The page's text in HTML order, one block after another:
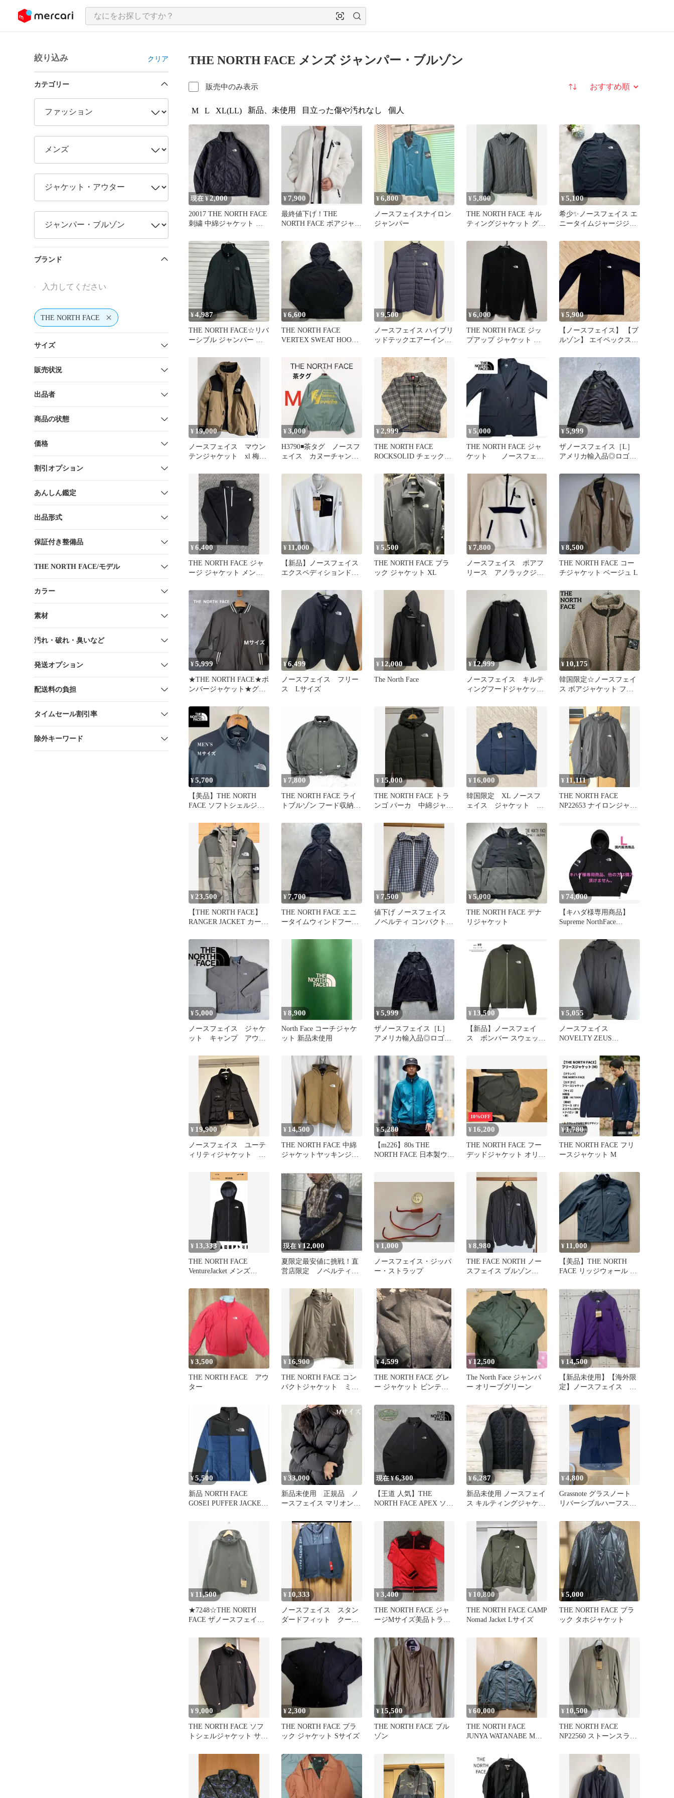
ツにスキップ
絞り込み クリア
カテゴリー
ブランド
THE NORTH FACE
サイズ
販売状況
出品者
商品の状態
価格
割引オプション
あんしん鑑定
出品形式
保証付き整備品
THE NORTH FACE/モデル
カラー
素材
汚れ・破れ・臭いなど
発送オプション
配送料の負担
タイムセール割引率
除外キーワード
THE NORTH FACE メンズ ジャンパー・ブルゾン
販売中のみ表示 並び替え
M L XL(LL) 新品、未使用 目立った傷や汚れなし 個人
現在 ¥2,000
20017 THE NORTH FACE
刺繍 中綿ジャケット ジ
¥ 7,900
最終値下げ！THE
NORTH FACE ボアジャケ
¥6,800
ノースフェイスナイロン
ジャンパー
¥5,800
THE NORTH FACE キル
ティングジャケット グレ
¥5,100
希少✨ノースフェイス エ
ニータイムジャージジャ
¥4,987
THE NORTH FACE☆リバ
ーシブル ジャンパー 刺
¥6,600
THE NORTH FACE
VERTEX SWEAT HOODY
¥9,500
ノースフェイス ハイブリ
ッドテックエアーインサ
NY81977
¥6,000
THE NORTH FACE ジッ
プアップ ジャケット ブ
¥5,900
【ノースフェイス】 【ブ
ルゾン】 エイペックスフ
ット
¥ 19,000
ノースフェイス マウン
テンジャケット xl 梅
¥3,000
H3790◾️茶タグ ノースフ
ェイス カヌーチャンピ
¥ 2,999
THE NORTH FACE
ROCKSOLID チェックフ
¥ 5,000
THE NORTH FACE ジャ
ケット ノースフェイ
¥5,999
ザノースフェイス［L］
アメリカ輸入品◎ロゴ刺
ップブルゾン
¥6,400
THE NORTH FACE ジャ
ージ ジャケット メンズS
¥ 11,000
【新品】ノースフェイス
エクスペディションドラ
イトグレーS
¥5,500
THE NORTH FACE ブラ
ック ジャケット XL
¥7,800
ノースフェイス ボアフ
リース アノラックジャ
¥8,500
THE NORTH FACE コー
チジャケット ベージュ L
¥5,999
★THE NORTH FACE★ボ
ンバージャケット★グレ
¥6,499
ノースフェイス フリー
ス Lサイズ
¥ 12,000
The North Face
¥ 12,999
ノースフェイス キルテ
ィングフードジャケッ
ラック M
¥ 10,175
韓国限定☆ノースフェイ
ス ボアジャケット フリ
¥5,700
【美品】THE NORTH
FACE ソフトシェルジャ
¥ 7,800
THE NORTH FACE ライ
トブルゾン フード収納式
¥ 15,000
THE NORTH FACE トラ
ンゴ パーカ 中綿ジャケ
¥ 16,000
韓国限定 XL ノースフ
ェイス ジャケット タ
¥ 11,111
THE NORTH FACE
NP22653 ナイロンジャケ
¥ 23,500
【THE NORTH FACE】
RANGER JACKET カー
¥7,700
THE NORTH FACE エニ
ータイムウィンドフーデ
¥ 7,500
値下げ ノースフェイス
ノベルティ コンパクト
¥5,000
THE NORTH FACE デナ
リジャケット
¥ 74,000
【キハダ様専用商品】
Supreme NorthFace
¥5,000
ノースフェイス ジャケ
ット キャンプ アウト
ト アウター
¥8,900
North Face コーチジャケ
ット 新品未使用
¥5,999
ザノースフェイス［L］
アメリカ輸入品◎ロゴ刺
ジップブルゾン
¥ 13,500
【新品】ノースフェイ
ス ボンバー スウェット
¥5,055
ノースフェイス
NOVELTY ZEUS
¥ 19,900
ノースフェイス ユーテ
ィリティジャケット M
¥ 14,500
THE NORTH FACE 中綿
ジャケットヤッキンジャ
¥5,280
【m226】80s THE
NORTH FACE 日本製ウォ
10%OFF
¥ 16,200
THE NORTH FACE フー
デッドジャケット オリー
¥ 1,780
THE NORTH FACE フリ
ースジャケット M
¥ 13,333
THE NORTH FACE
VentureJacket メンズ
現在 ¥12,000
夏限定最安値に挑戦！直
営店限定 ノベルティデ
ズ】
¥ 1,000
ノースフェイス・ジッパ
ー・ストラップ
¥8,980
THE FACE NORTH ノー
スフェイス ブルゾン
¥ 11,000
【美品】THE NORTH
FACE リッジウォール ソ
¥3,500
THE NORTH FACE アウ
ター
¥ 16,900
THE NORTH FACE コン
パクトジャケット ミネ
¥4,599
THE NORTH FACE グレ
ー ジャケット ビンテー
¥ 12,500
The North Face ジャンパ
ー オリーブグリーン
¥ 14,500
【新品未使用】【海外限
定】ノースフェイス
ト S
¥5,500
新品 NORTH FACE
GOSEI PUFFER JACKET
¥33,000
新品未使用 正規品 ノ
ースフェイス マリオン
黒 M
現在 ¥6,300
【王道 人気】THE
NORTH FACE APEX ソフ
¥6,287
新品未使用 ノースフェイ
ス キルティングジャケッ
¥4,800
Grassnote グラスノート
リバーシブルハーフスリ
¥ 11,500
★7248☆THE NORTH
FACE ザノースフェイス
ジャケット 未使用美
¥ 10,333
ノースフェイス スタン
ダードフィット クーペ
付き
¥3,400
THE NORTH FACE ジャ
ージMサイズ美品トラッ
¥ 10,800
THE NORTH FACE CAMP
Nomad Jacket Lサイズ
¥5,000
THE NORTH FACE ブラ
ック タホジャケット
¥9,000
THE NORTH FACE ソフ
トシェルジャケット サミ
¥2,300
THE NORTH FACE ブラ
ック ジャケット Sサイズ
¥ 15,500
THE NORTH FACE ブル
ゾン
¥60,000
THE NORTH FACE
JUNYA WATANABE MAN
¥ 10,500
THE NORTH FACE
NP22560 ストーンスラブ